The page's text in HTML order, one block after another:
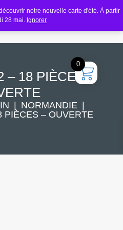
notre nouvelle carte d'été. À partir
28 mai. Ignorer
– 18 PIÈCES –
NORMANDIE
PIÈCES – OUVERTE
0